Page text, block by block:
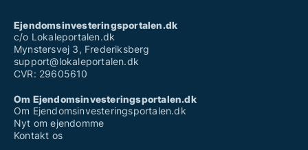
Butikslokaler til salg i Billund
Butikslokaler til salg i Bjert
Butikslokaler til salg i Blåvand
Butikslokaler til salg i Bolderslev
Butikslokaler til salg i Bramming
Butikslokaler til salg i Branderup J
Butikslokaler til salg i Bredebro
Butikslokaler til salg i Bredsten
Butikslokaler til salg i Broager
Ejendomsinvesteringsportalen.dk
c/o Lokaleportalen.dk
Mynstersvej 3, Frederiksberg
support@lokaleportalen.dk
CVR: 29605610
Om Ejendomsinvesteringsportalen.dk
Om Ejendomsinvesteringsportalen.dk
Nyt om ejendomme
Kontakt os